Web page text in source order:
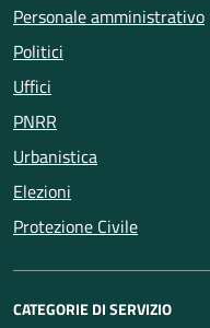
Personale amministrativo
Politici
Uffici
PNRR
Urbanistica
Elezioni
Protezione Civile
CATEGORIE DI SERVIZIO